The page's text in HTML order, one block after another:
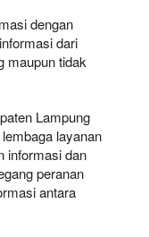
dengan
dari
maupun tidak
Lampung
layanan
informasi dan
peranan
antara